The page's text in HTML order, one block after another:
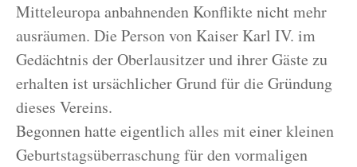
Mitteleuropa anbahnenden Konflikte nicht mehr
ausräumen. Die Person von Kaiser Karl IV. im
Gedächtnis der Oberlausitzer und ihrer Gäste zu
erhalten ist ursächlicher Grund für die Gründung
dieses Vereins.
Begonnen hatte eigentlich alles mit einer kleinen
Geburtstagsüberraschung für den vormaligen